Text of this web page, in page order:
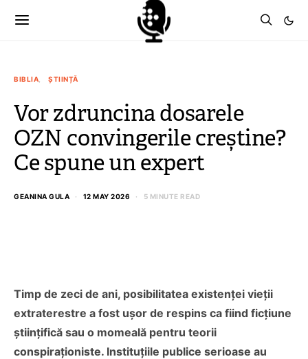
BIBLIA ȘTIINȚĂ
Vor zdruncina dosarele
OZN convingerile creștine?
Ce spune un expert
GEANINA GULA 12 MAY 2026 5 MINUTE READ
Timp de zeci de ani, posibilitatea existenței vieții
extraterestre a fost ușor de respins ca fiind ficțiune
științifică sau o momeală pentru teorii
conspiraționiste. Instituțiile publice serioase au